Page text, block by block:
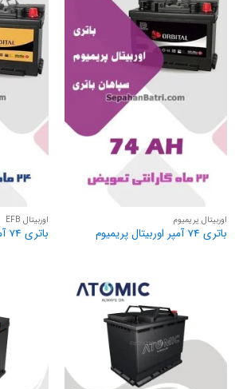
اوربیتال پریمیوم
باتری 74 آمپر اوربیتال پریمیوم
اوربیتال EFB
باتری 74 آمپر اوربیتال EFB